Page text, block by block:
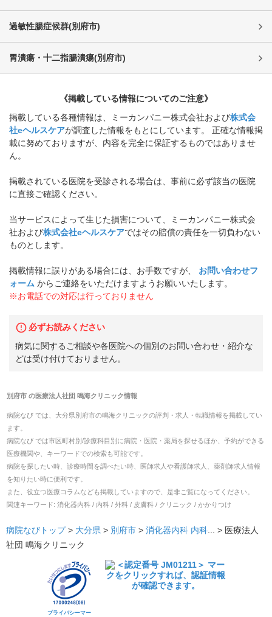
過敏性腸症候群(別府市)
胃潰瘍・十二指腸潰瘍(別府市)
《掲載している情報についてのご注意》
掲載している各種情報は、ミーカンパニー株式会社および株式会
社eヘルスケアが調査した情報をもとにしています。 正確な情報掲
載に努めておりますが、内容を完全に保証するものではありませ
ん。
掲載されている医院を受診される場合は、事前に必ず該当の医院
に直接ご確認ください。
当サービスによって生じた損害について、ミーカンパニー株式会
社および株式会社eヘルスケアではその賠償の責任を一切負わない
ものとします。
掲載情報に誤りがある場合には、お手数ですが、
お問い合わせフ
ォーム からご連絡をいただけますようお願いいたします。
※お電話での対応は行っておりません
必ずお読みください
病気に関するご相談や各医院への個別のお問い合わせ・紹介な
どは受け付けておりません。
別府市の医療法人社団 鳴海クリニック情報
病院なび では、 大分県別府市の鳴海クリニックの評判・求人・転職情報を掲載してい
ます。
病院なび では市区町村別/診療科目別に病院・医院・薬局を探せるほか、予約ができる
医療機関や、キーワードでの検索も可能です。
病院を探したい時、診療時間を調べたい時、医師求人や看護師求人、薬剤師求人情報
を知りたい時に便利です。
また、役立つ医療コラムなども掲載していますので、是非ご覧になってください。
関連キーワード: 消化器内科 / 内科 / 外科 / 皮膚科 / クリニック / かかりつけ
病院なびトップ > 大分県 > 別府市 > 消化器内科 内科... > 医療法人
社団 鳴海クリニック
プライバシーマー